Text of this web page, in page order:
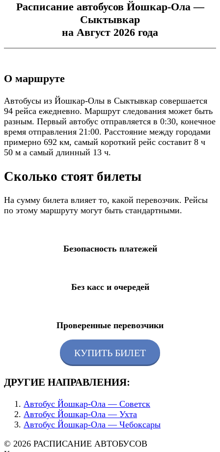
Расписание автобусов Йошкар-Ола —
Сыктывкар
на Август 2026 года
О маршруте
Автобусы из Йошкар-Олы в Сыктывкар совершается
94 рейса ежедневно. Маршрут следования может быть
разным. Первый автобус отправляется в 0:30, конечное
время отправления 21:00. Расстояние между городами
примерно 692 км, самый короткий рейс составит 8 ч
50 м а самый длинный 13 ч.
Сколько стоят билеты
На сумму билета влияет то, какой перевозчик. Рейсы
по этому маршруту могут быть стандартными.
Безопасность платежей
Без касс и очередей
Проверенные перевозчики
КУПИТЬ БИЛЕТ
ДРУГИЕ НАПРАВЛЕНИЯ:
Автобус Йошкар-Ола — Советск
Автобус Йошкар-Ола — Ухта
Автобус Йошкар-Ола — Чебоксары
© 2026 РАСПИСАНИЕ АВТОБУСОВ